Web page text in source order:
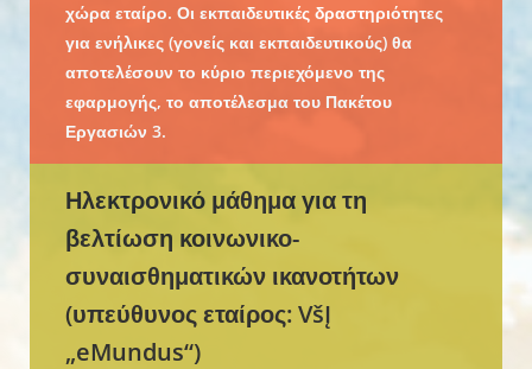
χώρα εταίρο. Οι εκπαιδευτικές δραστηριότητες
για ενήλικες (γονείς και εκπαιδευτικούς) θα
αποτελέσουν το κύριο περιεχόμενο της
εφαρμογής, το αποτέλεσμα του Πακέτου
Εργασιών 3.
Ηλεκτρονικό μάθημα για τη
βελτίωση κοινωνικο-
συναισθηματικών ικανοτήτων
(υπεύθυνος εταίρος: VšĮ
„eMundus“)